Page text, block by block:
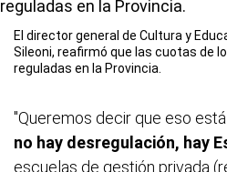
El director general de Cultura y
Sileoni, reafirmó que las cuotas de
reguladas en la Provincia.
"Queremos decir que eso
no hay desregulación, hay
escuelas de gestión privada